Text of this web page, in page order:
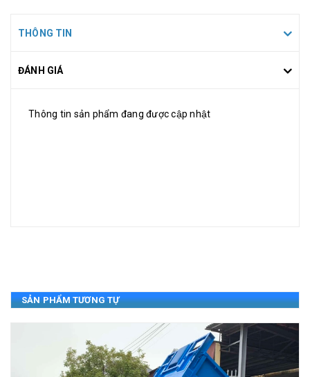
THÔNG TIN
ĐÁNH GIÁ
Thông tin sản phẩm đang được cập nhật
SẢN PHẨM TƯƠNG TỰ